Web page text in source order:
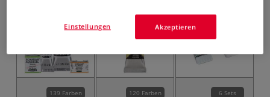
139 Farben 120 Farben 6 Sets
Akzeptieren
Einstellungen